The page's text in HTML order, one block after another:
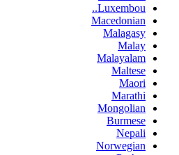
Luxembou..
Macedonian
Malagasy
Malay
Malayalam
Maltese
Maori
Marathi
Mongolian
Burmese
Nepali
Norwegian